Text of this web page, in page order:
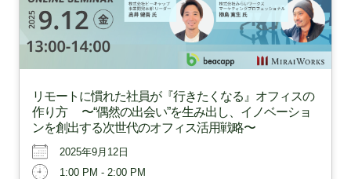
リモートに慣れた社員が『行きたくなる』オフィスの
作り方 〜“偶然の出会い”を生み出し、イノベーショ
ンを創出する次世代のオフィス活用戦略〜
2025年9月12日
1:00 PM - 2:00 PM